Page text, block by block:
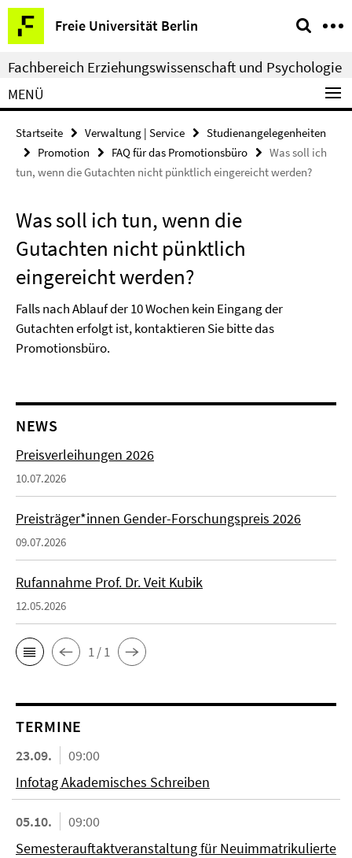
Springe
direkt
zu
Inhalt
Freie Universität Berlin
Service-
Navigation
Fachbereich Erziehungswissenschaft und Psychologie
MENÜ
Startseite Verwaltung | Service
Studienangelegenheiten
Promotion
FAQ für das Promotionsbüro
Was soll ich
tun, wenn die Gutachten nicht pünktlich eingereicht werden?
Was soll ich tun, wenn die
Gutachten nicht pünktlich
eingereicht werden?
Falls nach Ablauf der 10 Wochen kein Eingang der
Gutachten erfolgt ist, kontaktieren Sie bitte das
Promotionsbüro.
NEWS
Preisverleihungen 2026
10.07.2026
Preisträger*innen Gender-Forschungspreis 2026
09.07.2026
Rufannahme Prof. Dr. Veit Kubik
12.05.2026
1 / 1
TERMINE
23.09.
09:00
Infotag Akademisches Schreiben
05.10.
09:00
Semesterauftaktveranstaltung für Neuimmatrikulierte